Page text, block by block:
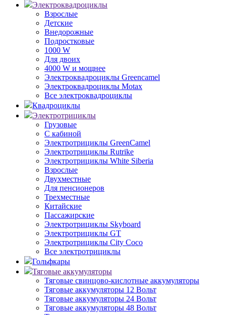
Электроквадроциклы
Взрослые
Детские
Внедорожные
Подростковые
1000 W
Для двоих
4000 W и мощнее
Электроквадроциклы Greencamel
Электроквадроциклы Motax
Все электроквадроциклы
Квадроциклы
Электротрициклы
Грузовые
С кабиной
Электротрициклы GreenCamel
Электротрициклы Rutrike
Электротрициклы White Siberia
Взрослые
Двухместные
Для пенсионеров
Трехместные
Китайские
Пассажирские
Электротрициклы Skyboard
Электротрициклы GT
Электротрициклы City Coco
Все электротрициклы
Гольфкары
Тяговые аккумуляторы
Тяговые свинцово-кислотные аккумуляторы
Тяговые аккумуляторы 12 Вольт
Тяговые аккумуляторы 24 Вольт
Тяговые аккумуляторы 48 Вольт